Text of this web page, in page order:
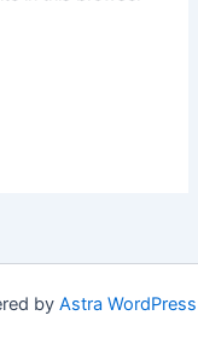
by Astra WordPress